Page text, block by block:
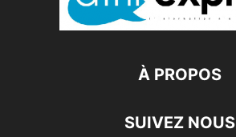
À PROPOS
SUIVEZ NOUS